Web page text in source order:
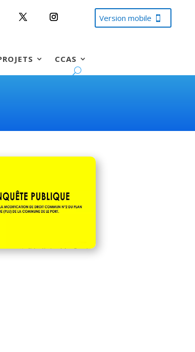
Version mobile
CCAS